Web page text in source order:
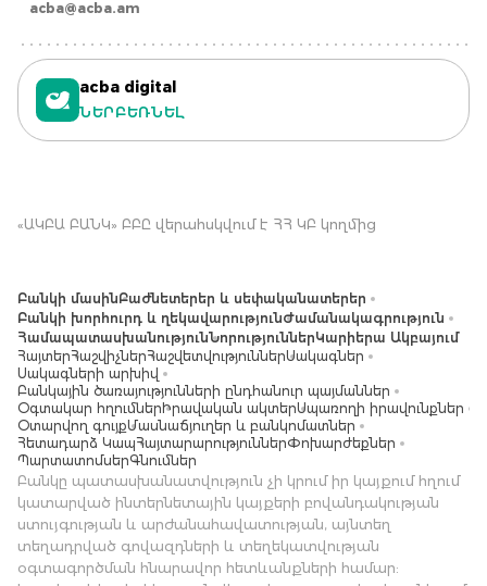
acba@acba.am
acba digital
ՆԵՐԲԵՌՆԵԼ
«ԱԿԲԱ ԲԱՆԿ» ԲԲԸ վերահսկվում է ՀՀ ԿԲ կողմից
Բանկի մասինԲաժնետերեր և սեփականատերեր
Բանկի խորհուրդ և ղեկավարությունԺամանակագրություն
ՀամապատասխանությունՆորություններԿարիերա Ակբայում
ՀայտերՀաշվիչներՀաշվետվություններՍակագներ
Սակագների արխիվ
Բանկային ծառայությունների ընդհանուր պայմաններ
Օգտակար հղումներ Իրավական ակտերՍպառողի իրավունքներ
Օտարվող գույքՄասնաճյուղեր և բանկոմատներ
Հետադարձ ԿապՀայտարարություններՓոխարժեքներ
ՊարտատոմսերԳնումներ
Բանկը պատասխանատվություն չի կրում իր կայքում հղում
կատարված ինտերնետային կայքերի բովանդակության
ստույգության և արժանահավատության, այնտեղ
տեղադրված գովազդների և տեղեկատվության
օգտագործման հնարավոր հետևանքների համար: